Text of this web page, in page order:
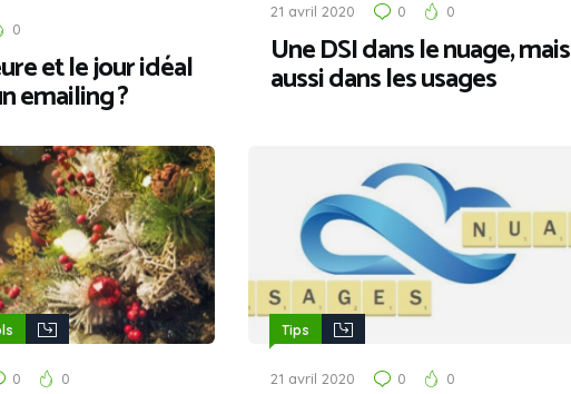
0
et le jour idéal
emailing ?
21 avril 2020 0 0
Une DSI dans le nuage, mais
aussi dans les usages
0 0
Tips
21 avril 2020 0 0